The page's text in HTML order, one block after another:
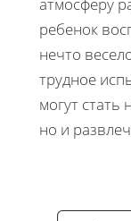
ребенок
нечто
трудное
могут стать
но и